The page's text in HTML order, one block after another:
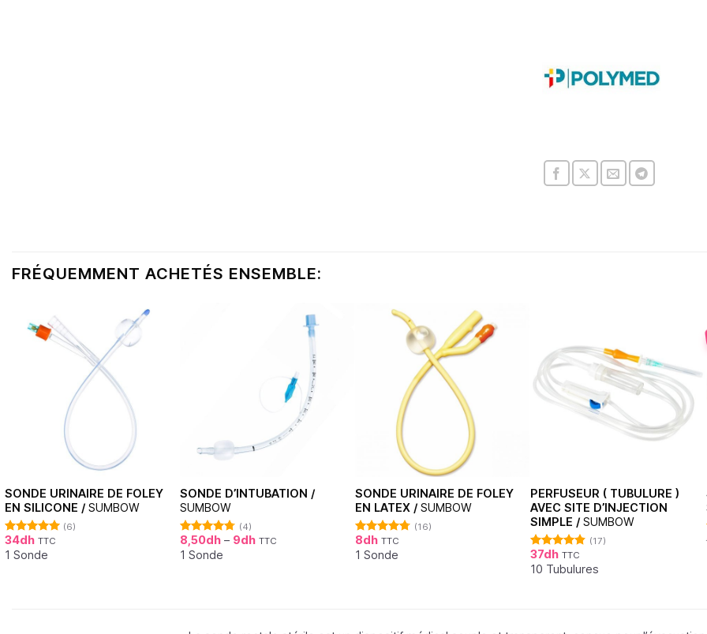
FRÉQUEMMENT ACHETÉS ENSEMBLE:
SONDE URINAIRE DE FOLEY
EN SILICONE / SUMBOW
Note5.00
sur 5
(6)
34dh TTC
1 Sonde
SONDE D’INTUBATION /
SUMBOW
Note4.75
sur 5
(4)
8,50dh– 9dh TTC
1 Sonde
SONDE URINAIRE DE FOLEY
EN LATEX /SUMBOW
Note4.75
sur 5
(16)
8dh TTC
1 Sonde
PERFUSEUR ( TUBULURE )
AVEC SITE D’INJECTION
SIMPLE /SUMBOW
Note4.76
sur 5
(17)
37dh TTC
10 Tubulures